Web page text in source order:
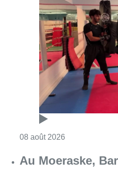
08 août 2026Consulter
Au Moeraske,
recense des
plus rares